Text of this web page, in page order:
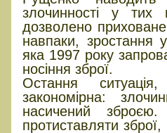
злочинності у
дозволено
навпаки, зростання
яка 1997 року
носіння зброї.
Остання
закономірна:
насичений
протиставляти зброї,